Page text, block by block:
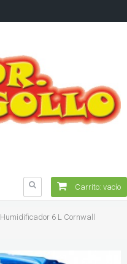
Carrito: vacío
Humidificador 6 L Cornwall